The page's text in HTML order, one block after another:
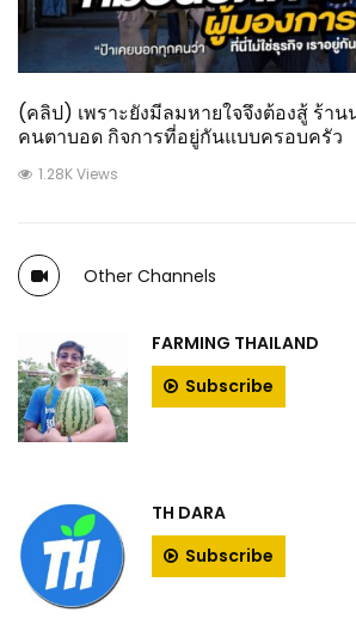
(คลิป) เพราะยังมีลมหายใจจึงต้องสู้ ร้า
คนตาบอด กิจการที่อยู่กันแบบครอบครัว
1.28K Views
Other Channels
FARMING THAILAND
Subscribe
TH DARA
Subscribe